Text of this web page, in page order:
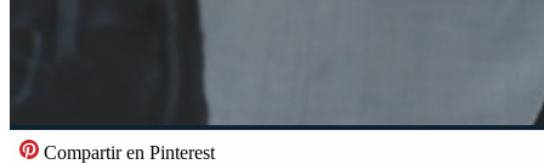
Compartir en Pinterest